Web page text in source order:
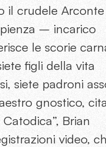
il crudele
– incarico
le scorie
figli della vita
siete padroni
gnostico,
Brian
video,